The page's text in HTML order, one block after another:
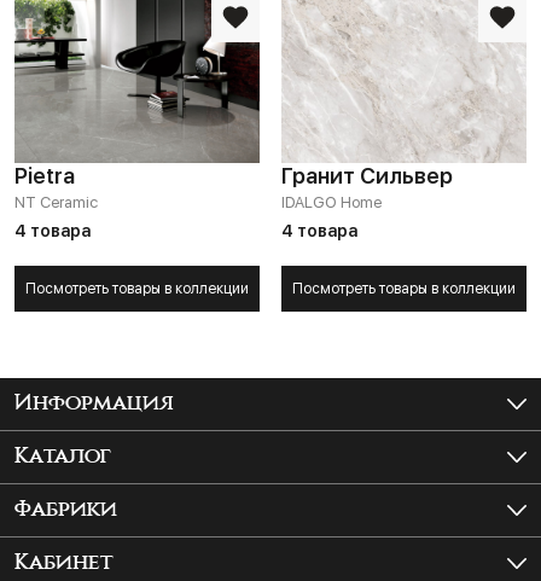
Pietra
NT Ceramic
4 товара
Посмотреть товары в коллекции
Гранит Сильвер
IDALGO Home
4 товара
Посмотреть товары в коллекции
Информация
Как купить?
Шоурум
Каталог
Керамогранит
Фабрики
ITALON
Кабинет